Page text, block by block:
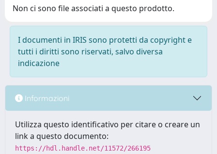
Non ci sono file associati a questo prodotto.
I documenti in IRIS sono protetti da copyright e
tutti i diritti sono riservati, salvo diversa
indicazione
Informazioni
Utilizza questo identificativo per citare o creare un
link a questo documento:
https://hdl.handle.net/11572/266195